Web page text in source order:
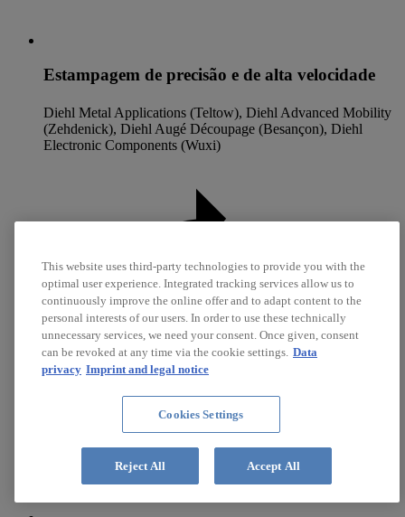
Estampagem de precisão e de alta velocidade
Diehl Metal Applications (Teltow), Diehl Advanced Mobility
(Zehdenick), Diehl Augé Découpage (Besançon), Diehl
Electronic Components (Wuxi)
This website uses third-party technologies to provide you with the
optimal user experience. Integrated tracking services allow us to
continuously improve the online offer and to adapt content to the
personal interests of our users. In order to use these technically
unnecessary services, we need your consent. Once given, consent
can be revoked at any time via the cookie settings. Data
privacy Imprint and legal notice
Cookies Settings
Reject All Accept All